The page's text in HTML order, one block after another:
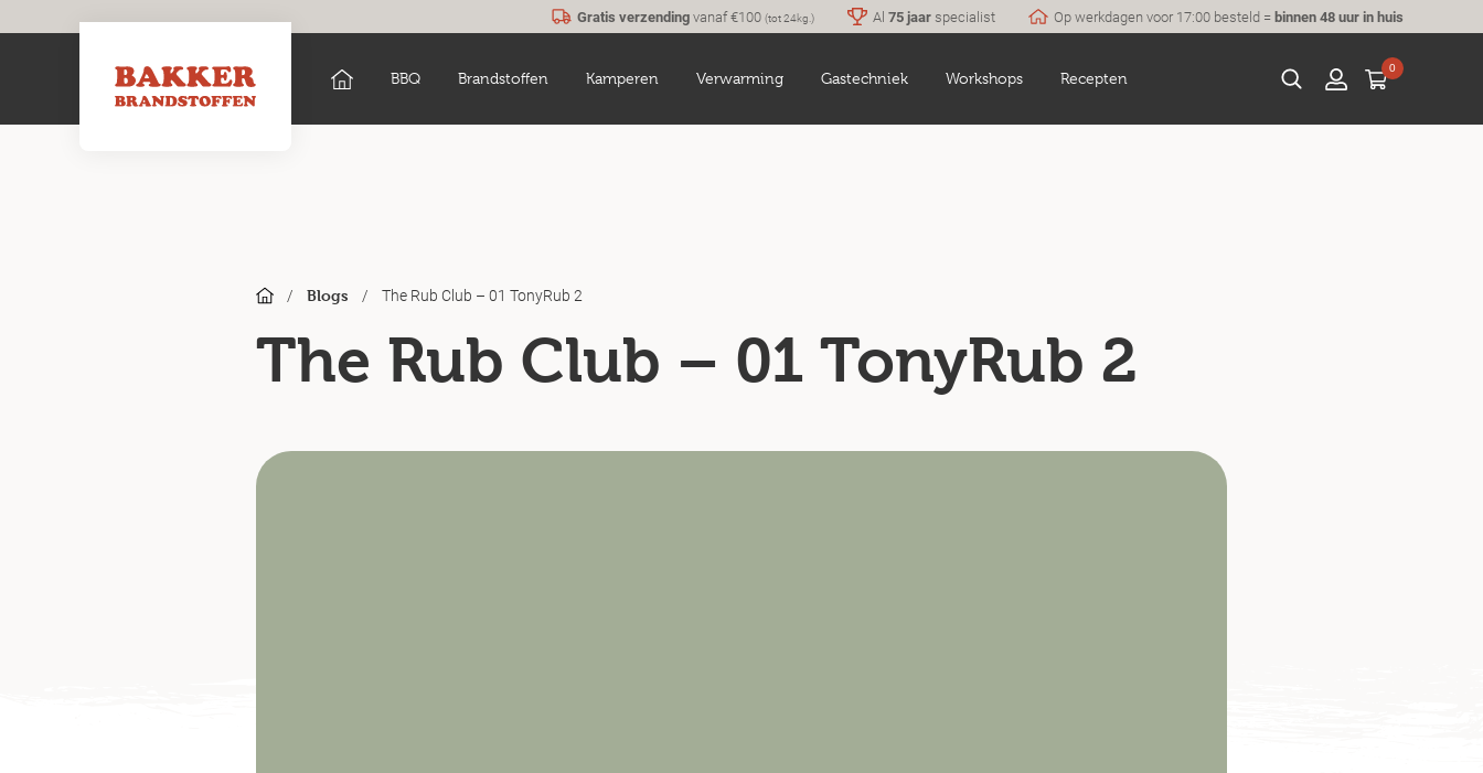
Gratis verzendingvanaf €100 (tot 24kg.) Al 75 jaarspecialist Op werkdagen voor 17:00 besteld =binnen 48 uur in huis
BBQ Brandstoffen Kamperen Verwarming Gastechniek Workshops Recepten
0
/ Blogs / The Rub Club – 01 TonyRub 2
The Rub Club – 01 TonyRub 2